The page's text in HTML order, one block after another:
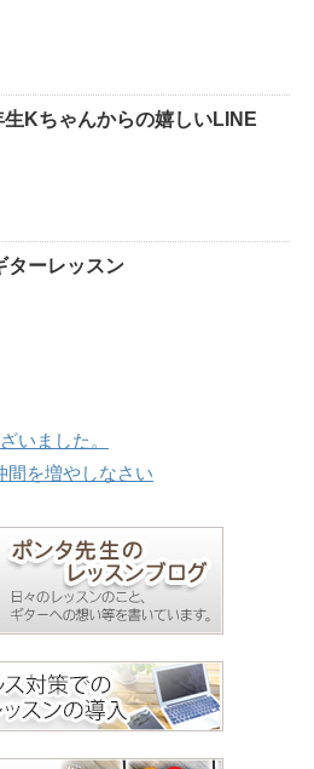
生Kちゃんからの嬉しいLINE
ターレッスン
いました。
間を増やしなさい